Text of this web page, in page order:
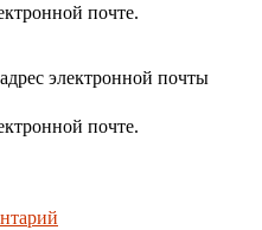
почте.
электронной почты
почте.